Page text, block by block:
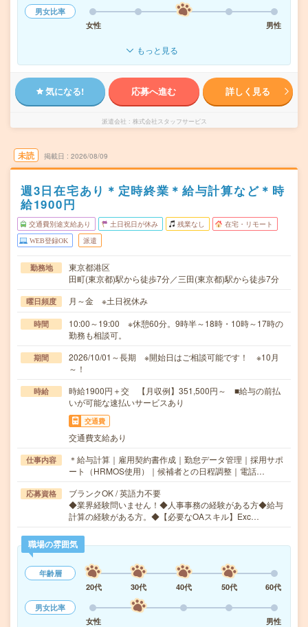
男女比率
女性
男性
もっと見る
気になる! 応募へ進む 詳しく見る
派遣会社 株式会社スタッフサービス
未読 掲載日 2026/08/09
週3日在宅あり＊定時終業＊給与計算など＊時
給1900円
交通費別途支給あり 土日祝日が休み 残業なし 在宅・リモート
WEB登録OK 派遣
勤務地
東京都港区
田町(東京都)駅から徒歩7分／三田(東京都)駅から徒歩7分
曜日頻度 月～金 ※土日祝休み
時間
10:00～19:00 ※休憩60分。9時半～18時・10時～17時の
勤務も相談可。
期間
2026/10/01～長期 ※開始日はご相談可能です！ ※10月
～！
時給
時給1900円＋交 【月収例】351,500円～ ■給与の前払
いが可能な速払いサービスあり
交通費
交通費支給あり
仕事内容
＊給与計算｜雇用契約書作成｜勤怠データ管理｜採用サポ
ート（HRMOS使用）｜候補者との日程調整｜電話…
応募資格
ブランクOK / 英語力不要
◆業界経験問いません！◆人事事務の経験がある方◆給与
計算の経験がある方。◆【必要なOAスキル】Exc…
職場の雰囲気
年齢層
20代
30代 40代 50代
60代
男女比率
女性
男性